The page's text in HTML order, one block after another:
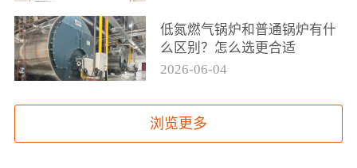
低氮燃气锅炉和普通锅炉有什
么区别？怎么选更合适
2026-06-04
浏览更多